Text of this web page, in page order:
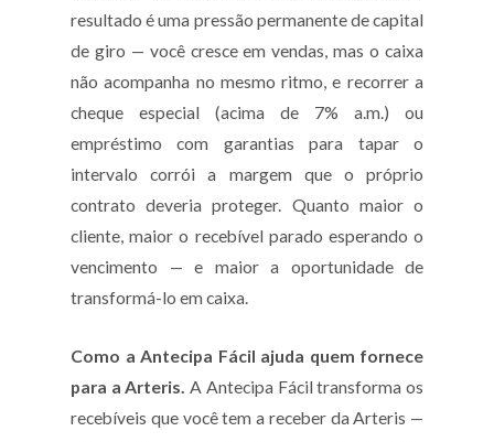
resultado é uma pressão permanente de capital
de giro — você cresce em vendas, mas o caixa
não acompanha no mesmo ritmo, e recorrer a
cheque especial (acima de 7% a.m.) ou
empréstimo com garantias para tapar o
intervalo corrói a margem que o próprio
contrato deveria proteger. Quanto maior o
cliente, maior o recebível parado esperando o
vencimento — e maior a oportunidade de
transformá-lo em caixa.
Como a Antecipa Fácil ajuda quem fornece
para a Arteris. A Antecipa Fácil transforma os
recebíveis que você tem a receber da Arteris —